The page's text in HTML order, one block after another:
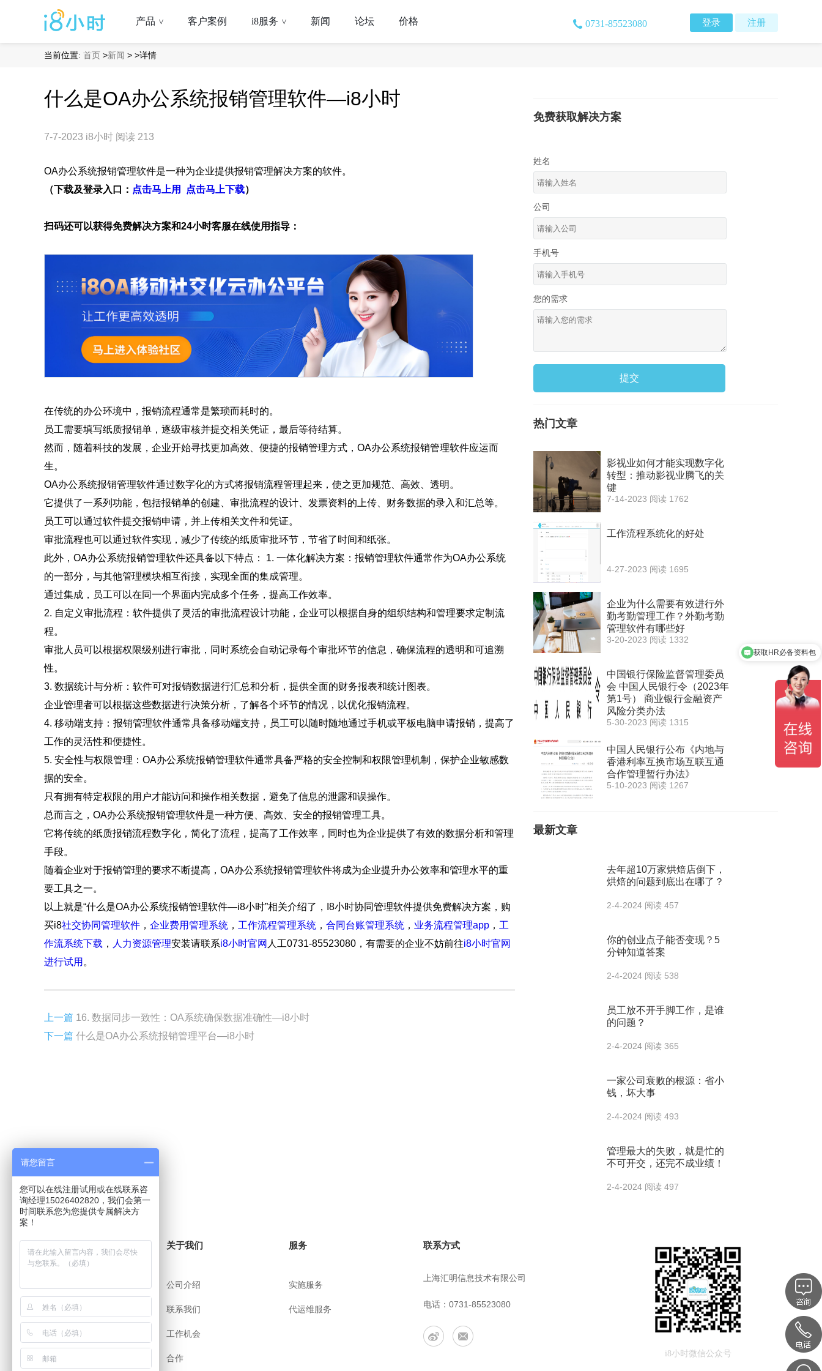
产品 > 客户案例 i8服务 > 新闻 论坛 价格 登录 注册
0731-85523080
当前位置: 首页 >新闻 > >详情
什么是OA办公系统报销管理软件—i8小时
7-7-2023 i8小时 阅读 213
OA办公系统报销管理软件是一种为企业提供报销管理解决方案的软件。
（下载及登录入口： 点击马上用 点击马上下载）
扫码还可以获得免费解决方案和24小时客服在线使用指导：
在传统的办公环境中，报销流程通常是繁琐而耗时的。
员工需要填写纸质报销单，逐级审核并提交相关凭证，最后等待结算。
然而，随着科技的发展，企业开始寻找更加高效、便捷的报销管理方式，OA办公系统报销管理软件应运而
生。
OA办公系统报销管理软件通过数字化的方式将报销流程管理起来，使之更加规范、高效、透明。
它提供了一系列功能，包括报销单的创建、审批流程的设计、发票资料的上传、财务数据的录入和汇总等。
员工可以通过软件提交报销申请，并上传相关文件和凭证。
审批流程也可以通过软件实现，减少了传统的纸质审批环节，节省了时间和纸张。
此外，OA办公系统报销管理软件还具备以下特点： 1. 一体化解决方案：报销管理软件通常作为OA办公系统
的一部分，与其他管理模块相互衔接，实现全面的集成管理。
通过集成，员工可以在同一个界面内完成多个任务，提高工作效率。
2. 自定义审批流程：软件提供了灵活的审批流程设计功能，企业可以根据自身的组织结构和管理要求定制流
程。
审批人员可以根据权限级别进行审批，同时系统会自动记录每个审批环节的信息，确保流程的透明和可追溯
性。
3. 数据统计与分析：软件可对报销数据进行汇总和分析，提供全面的财务报表和统计图表。
企业管理者可以根据这些数据进行决策分析，了解各个环节的情况，以优化报销流程。
4. 移动端支持：报销管理软件通常具备移动端支持，员工可以随时随地通过手机或平板电脑申请报销，提高了
工作的灵活性和便捷性。
5. 安全性与权限管理：OA办公系统报销管理软件通常具备严格的安全控制和权限管理机制，保护企业敏感数
据的安全。
只有拥有特定权限的用户才能访问和操作相关数据，避免了信息的泄露和误操作。
总而言之，OA办公系统报销管理软件是一种方便、高效、安全的报销管理工具。
它将传统的纸质报销流程数字化，简化了流程，提高了工作效率，同时也为企业提供了有效的数据分析和管理
手段。
随着企业对于报销管理的要求不断提高，OA办公系统报销管理软件将成为企业提升办公效率和管理水平的重
要工具之一。
以上就是“什么是OA办公系统报销管理软件—i8小时”相关介绍了，I8小时协同管理软件提供免费解决方案，购
买i8社交协同管理软件 ， 企业费用管理系统 ， 工作流程管理系统 ， 合同台账管理系统 ， 业务流程管理app ， 工
作流系统下载 ， 人力资源管理安装请联系i8小时官网 人工0731-85523080，有需要的企业不妨前往i8小时官网
进行试用 。
上一篇 16. 数据同步一致性：OA系统确保数据准确性—i8小时
下一篇 什么是OA办公系统报销管理平台—i8小时
免费获取解决方案
姓名
公司
手机号
您的需求
提交
热门文章
影视业如何才能实现数字化
转型：推动影视业腾飞的关
键
7-14-2023 阅读 1762
工作流程系统化的好处
4-27-2023 阅读 1695
企业为什么需要有效进行外
勤考勤管理工作？外勤考勤
管理软件有哪些好
3-20-2023 阅读 1332
中国银行保险监督管理委员
会 中国人民银行令（2023年
第1号） 商业银行金融资产
风险分类办法
5-30-2023 阅读 1315
中国人民银行公布《内地与
香港利率互换市场互联互通
合作管理暂行办法》
5-10-2023 阅读 1267
最新文章
去年超10万家烘焙店倒下，
烘焙的问题到底出在哪了？
2-4-2024 阅读 457
你的创业点子能否变现？5
分钟知道答案
2-4-2024 阅读 538
员工放不开手脚工作，是谁
的问题？
2-4-2024 阅读 365
一家公司衰败的根源：省小
钱，坏大事
2-4-2024 阅读 493
管理最大的失败，就是忙的
不可开交，还完不成业绩！
2-4-2024 阅读 497
用户协议
安全策略
app下载
关于我们
公司介绍
联系我们
工作机会
合作
服务
实施服务
代运维服务
联系方式
上海汇明信息技术有限公司
电话：0731-85523080
i8小时微信公众号
获取HR必备资料包
请您留言
您可以在线注册试用或在线联系咨
询经理15026402820，我们会第一
时间联系您为您提供专属解决方
案！